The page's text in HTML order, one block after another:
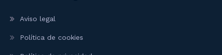
Aviso legal
Política de cookies